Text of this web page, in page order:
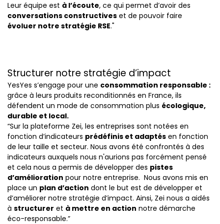
Leur équipe est à l’écoute, ce qui permet d’avoir des
conversations constructives et de pouvoir faire
évoluer notre stratégie RSE."
Structurer notre stratégie d’impact
YesYes s’engage pour une consommation responsable :
grâce à leurs produits reconditionnés en France, ils
défendent un mode de consommation plus écologique,
durable et local.
“Sur la plateforme Zei, les entreprises sont notées en
fonction d’indicateurs prédéfinis et adaptés en fonction
de leur taille et secteur. Nous avons été confrontés à des
indicateurs auxquels nous n'aurions pas forcément pensé
et cela nous a permis de développer des pistes
d’amélioration pour notre entreprise. Nous avons mis en
place un plan d’action dont le but est de développer et
d’améliorer notre stratégie d’impact. Ainsi, Zei nous a aidés
à structurer et à mettre en action notre démarche
éco-responsable.”